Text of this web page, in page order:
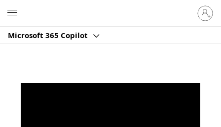
Microsoft 365 Copilot
Մուտք
ձեր